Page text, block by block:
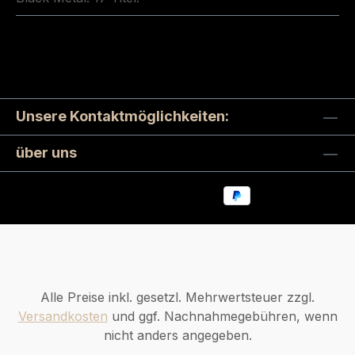
Unsere Kontaktmöglichkeiten:
über uns
Alle Preise inkl. gesetzl. Mehrwertsteuer zzgl.
Versandkosten und ggf. Nachnahmegebühren, wenn
nicht anders angegeben.